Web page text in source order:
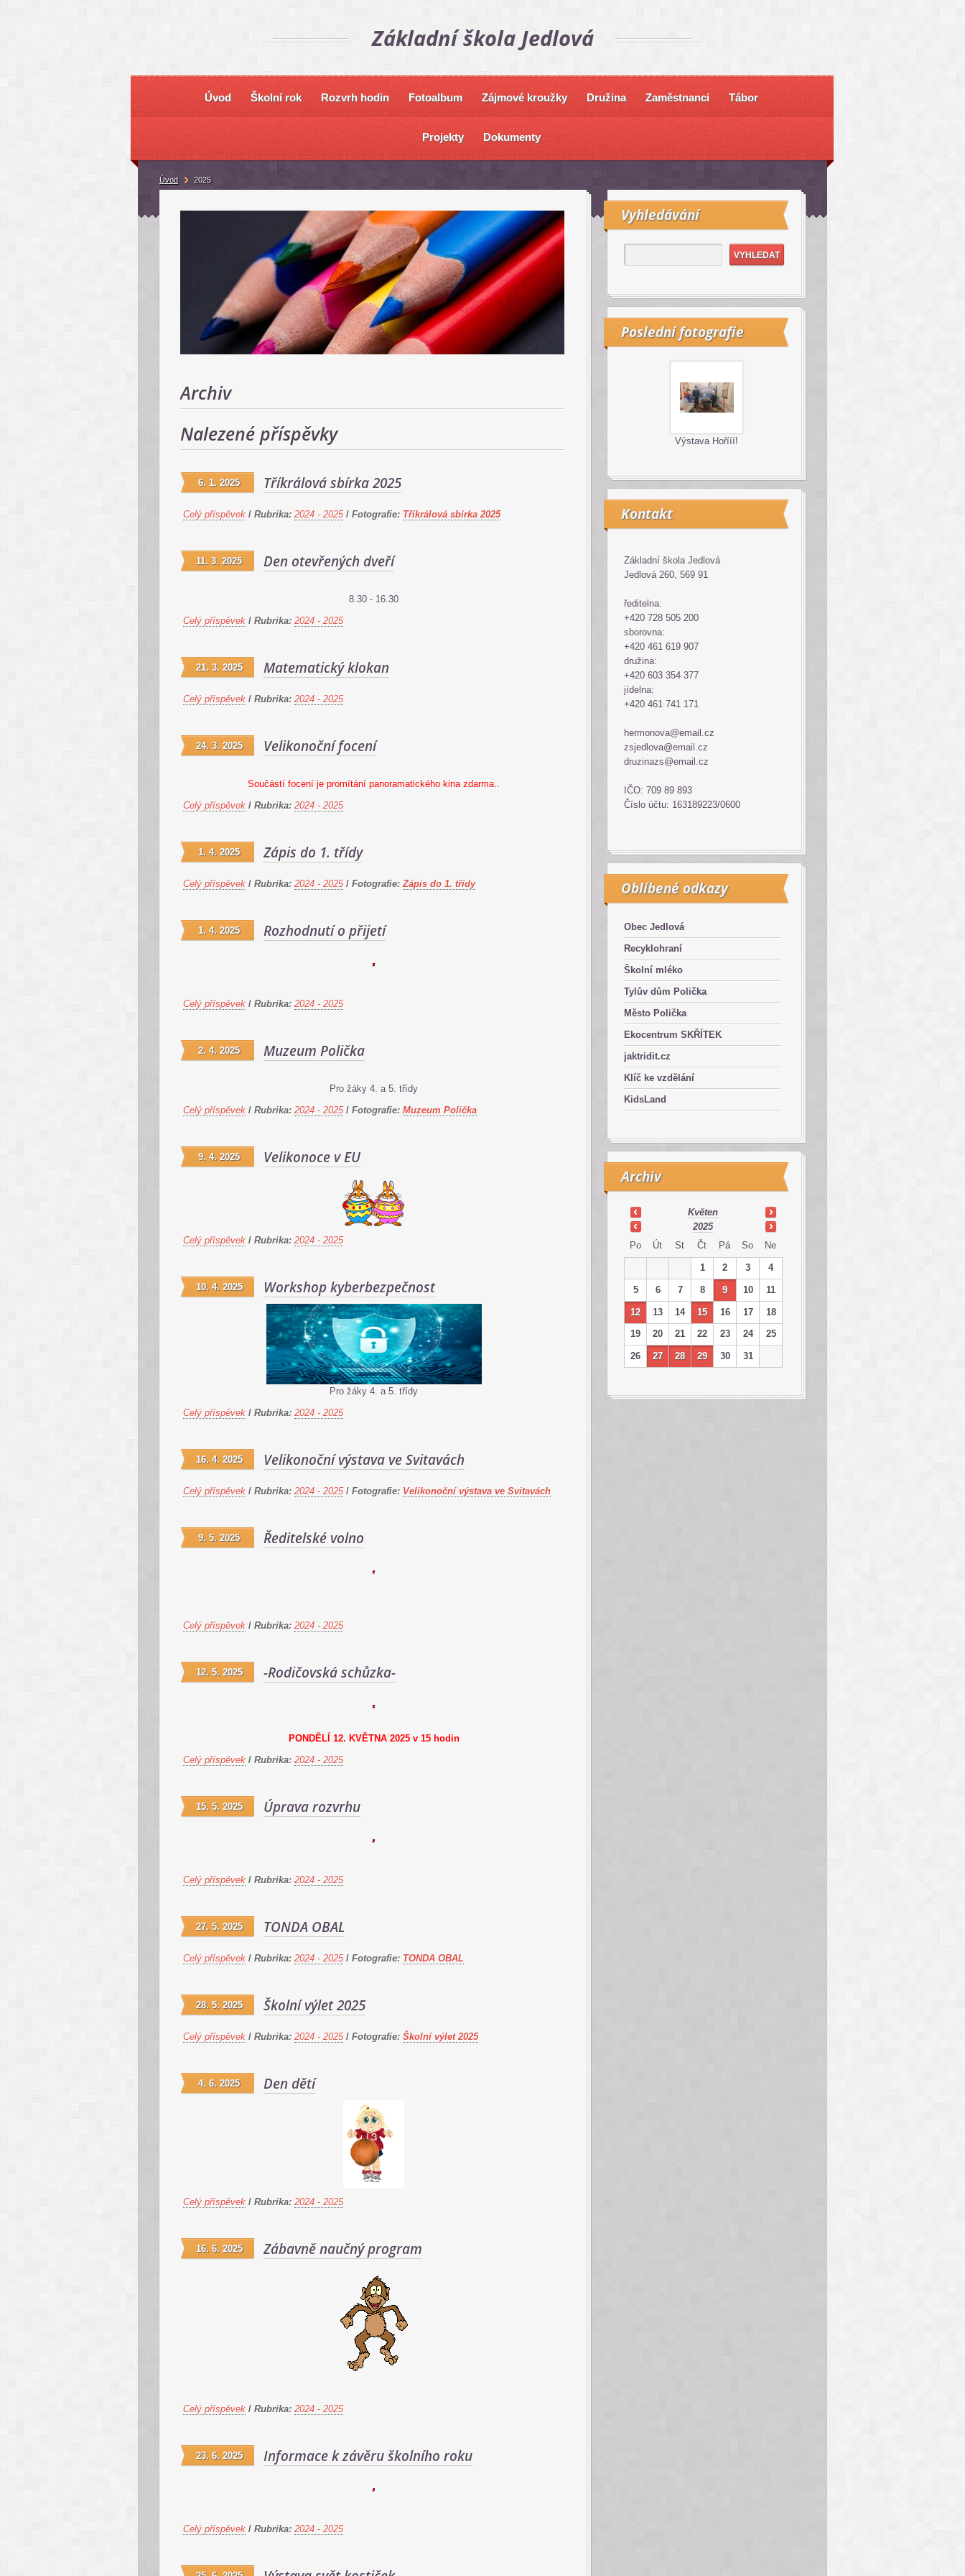
Základní škola Jedlová
Úvod Školní rok Rozvrh hodin Fotoalbum Zájmové kroužky Družina Zaměstnanci Tábor
Projekty Dokumenty
Archiv
Nalezené příspěvky
Tříkrálová sbírka 2025
6. 1. 2025
Celý příspěvek / Rubrika: 2024 - 2025 / Fotografie: Tříkrálová sbírka 2025
Den otevřených dveří
11. 3. 2025
8.30 - 16.30
Celý příspěvek / Rubrika: 2024 - 2025
Matematický klokan
21. 3. 2025
Celý příspěvek / Rubrika: 2024 - 2025
Velikonoční focení
24. 3. 2025
Součástí focení je promítání panoramatického kina zdarma..
Celý příspěvek / Rubrika: 2024 - 2025
Zápis do 1. třídy
1. 4. 2025
Celý příspěvek / Rubrika: 2024 - 2025 / Fotografie: Zápis do 1. třídy
Rozhodnutí o přijetí
1. 4. 2025
Celý příspěvek / Rubrika: 2024 - 2025
Muzeum Polička
2. 4. 2025
Pro žáky 4. a 5. třídy
Celý příspěvek / Rubrika: 2024 - 2025 / Fotografie: Muzeum Polička
Velikonoce v EU
9. 4. 2025
Celý příspěvek / Rubrika: 2024 - 2025
Workshop kyberbezpečnost
10. 4. 2025
Pro žáky 4. a 5. třídy
Celý příspěvek / Rubrika: 2024 - 2025
Velikonoční výstava ve Svitavách
16. 4. 2025
Celý příspěvek / Rubrika: 2024 - 2025 / Fotografie: Velikonoční výstava ve Svitavách
Ředitelské volno
9. 5. 2025
Celý příspěvek / Rubrika: 2024 - 2025
-Rodičovská schůzka-
12. 5. 2025
PONDĚLÍ 12. KVĚTNA 2025 v 15 hodin
Celý příspěvek / Rubrika: 2024 - 2025
Úprava rozvrhu
15. 5. 2025
Celý příspěvek / Rubrika: 2024 - 2025
TONDA OBAL
27. 5. 2025
Celý příspěvek / Rubrika: 2024 - 2025 / Fotografie: TONDA OBAL
Školní výlet 2025
28. 5. 2025
Celý příspěvek / Rubrika: 2024 - 2025 / Fotografie: Školní výlet 2025
Den dětí
4. 6. 2025
Celý příspěvek / Rubrika: 2024 - 2025
Zábavně naučný program
16. 6. 2025
Celý příspěvek / Rubrika: 2024 - 2025
Informace k závěru školního roku
23. 6. 2025
Celý příspěvek / Rubrika: 2024 - 2025
Vyhledávání
Poslední fotografie
Výstava Hořííí!
Kontakt
Základní škola Jedlová
Jedlová 260, 569 91
ředitelna:
+420 728 505 200
sborovna:
+420 461 619 907
družina:
+420 603 354 377
jídelna:
+420 461 741 171
hermonova@email.cz
zsjedlova@email.cz
druzinazs@email.cz
IČO: 709 89 893
Číslo účtu: 163189223/0600
Oblíbené odkazy
Obec Jedlová
Recyklohraní
Školní mléko
Tylův dům Polička
Město Polička
Ekocentrum SKŘÍTEK
jaktridit.cz
Klíč ke vzdělání
KidsLand
Archiv
Květen
2025
Po
Út St Čt Pá So Ne
1 2 3 4
5 6 7 8 9 10 11
12 13 14 15 16 17
18
19
20 21 22 23 24 25
26 27 28 29 30 31
Úvod 2025